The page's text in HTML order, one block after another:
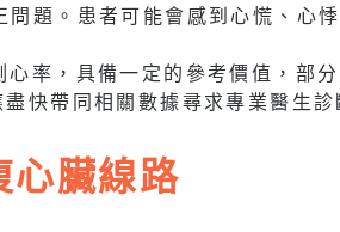
問題。患者可能會感到心慌、心
率，具備一定的參考價值，部
快帶同相關數據尋求專業醫生診
心臟線路